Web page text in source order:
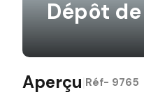
Dépôt
Aperçu Réf- 9765